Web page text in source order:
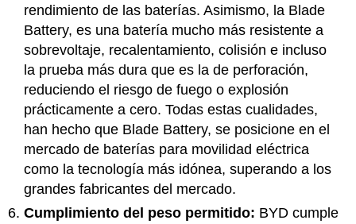
rendimiento de las baterías. Asimismo, la Blade
Battery, es una batería mucho más resistente a
sobrevoltaje, recalentamiento, colisión e incluso
la prueba más dura que es la de perforación,
reduciendo el riesgo de fuego o explosión
prácticamente a cero. Todas estas cualidades,
han hecho que Blade Battery, se posicione en el
mercado de baterías para movilidad eléctrica
como la tecnología más idónea, superando a los
grandes fabricantes del mercado.
Cumplimiento del peso permitido: BYD cumple